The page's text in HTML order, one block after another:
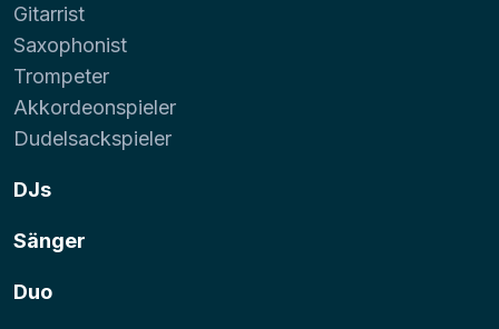
Gitarrist
Saxophonist
Trompeter
Akkordeonspieler
Dudelsackspieler
DJs
Sänger
Duo